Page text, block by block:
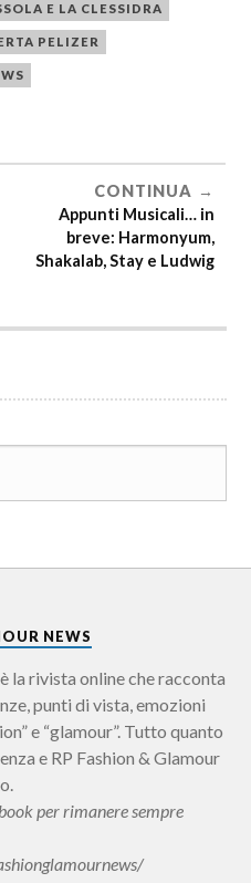
E LA CLESSIDRA
PELIZER
CONTINUA
Appunti Musicali… in
breve: Harmonyum,
Shakalab, Stay e Ludwig
NEWS
la rivista online che racconta
punti di vista, emozioni
e “glamour”. Tutto quanto
e RP Fashion & Glamour
per rimanere sempre